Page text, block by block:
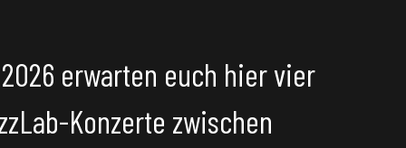
erwarten euch hier vier
Konzerte zwischen